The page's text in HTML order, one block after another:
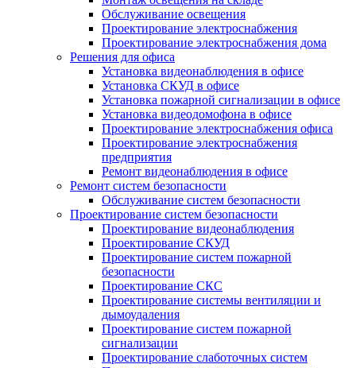
Обслуживание освещения
Проектирование электроснабжения
Проектирование электроснабжения дома
Решения для офиса
Установка видеонаблюдения в офисе
Установка СКУД в офисе
Установка пожарной сигнализации в офисе
Установка видеодомофона в офисе
Проектирование электроснабжения офиса
Проектирование электроснабжения
предприятия
Ремонт видеонаблюдения в офисе
Ремонт систем безопасности
Обслуживание систем безопасности
Проектирование систем безопасности
Проектирование видеонаблюдения
Проектирование СКУД
Проектирование систем пожарной
безопасности
Проектирование СКС
Проектирование системы вентиляции и
дымоудаления
Проектирование систем пожарной
сигнализации
Проектирование слаботочных систем